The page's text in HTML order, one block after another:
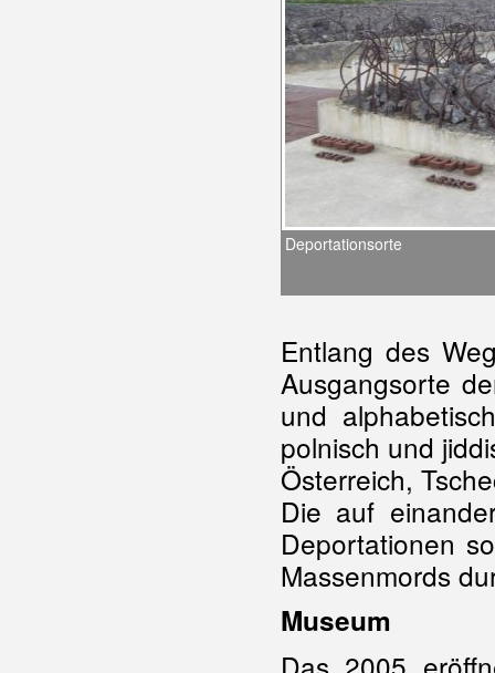
Deportationsorte
Entlang des
Ausgangsorte
und
polnisch und
Österreich,
Die auf
Deportationen
Massenmords
Museum